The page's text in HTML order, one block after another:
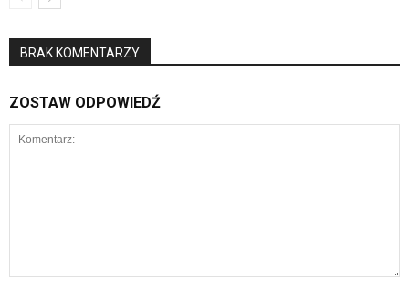
BRAK KOMENTARZY
ZOSTAW ODPOWIEDŹ